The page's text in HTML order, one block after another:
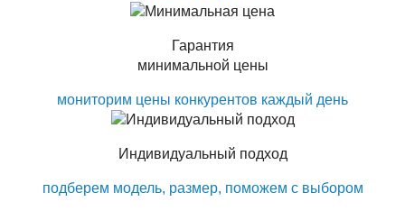
Гарантия
минимальной цены
мониторим цены конкурентов каждый день
Индивидуальный подход
подберем модель, размер, поможем с выбором